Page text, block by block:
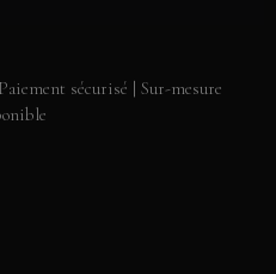
sécurisé | Sur-mesure